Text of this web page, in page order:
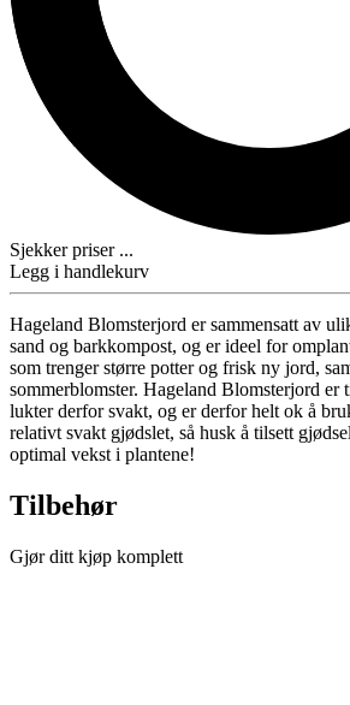
Sjekker priser ...
Legg i handlekurv
Hageland Blomsterjord er sammensatt av
sand og barkkompost, og er ideel for
som trenger større potter og frisk ny jord,
sommerblomster. Hageland Blomsterjord er
lukter derfor svakt, og er derfor helt ok å
relativt svakt gjødslet, så husk å tilsett
optimal vekst i plantene!
Tilbehør
Gjør ditt kjøp komplett